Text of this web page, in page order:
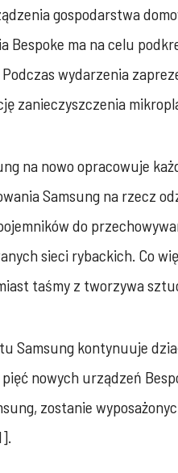
gospodarstwa
ma na celu
wydarzenia
zanieczyszczenia
na nowo opracowuje
Samsung na rzecz
do
sieci rybackich. Co
taśmy z tworzywa
Samsung kontynuuje
nowych urządzeń
zostanie